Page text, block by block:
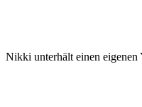
Nikki unterhält einen eigenen